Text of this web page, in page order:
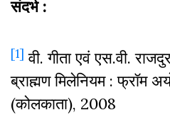
संदर्भ:
[1] वी. गीता एवं एस.वी.
ब्राह्मण मिलेनियम : फ्रॉम
(कोलकाता), 2008